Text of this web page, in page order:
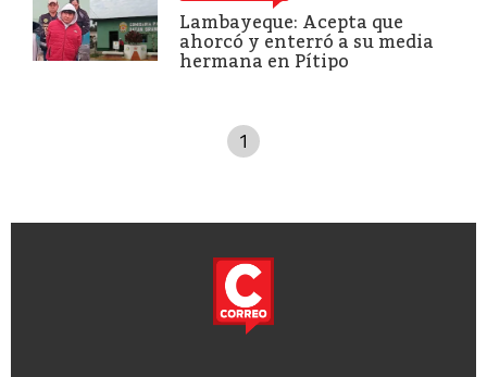
Lambayeque: Acepta que
ahorcó y enterró a su media
hermana en Pítipo
1